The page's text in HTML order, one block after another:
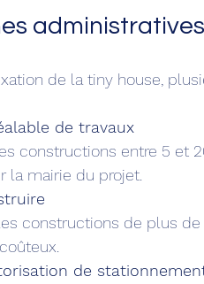
de la tiny house,
de travaux
constructions entre 5 et
la mairie du projet.
constructions de plus de
coûteux.
de